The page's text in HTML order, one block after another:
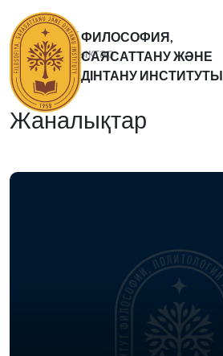
ФИЛОСОФИЯ,
САЯСАТТАНУ ЖӘНЕ
ДІНТАНУ ИНСТИТУТЫ
Басты бет
Жаналықтар
Статьи
Жаналықтар